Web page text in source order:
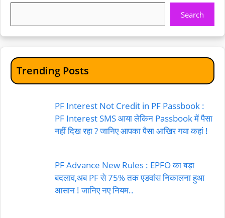
Search
Trending Posts
PF Interest Not Credit in PF Passbook :
PF Interest SMS आया लेकिन Passbook में पैसा
नहीं दिख रहा ? जानिए आपका पैसा आखिर गया कहां !
PF Advance New Rules : EPFO का बड़ा
बदलाव,अब PF से 75% तक एडवांस निकालना हुआ
आसान ! जानिए नए नियम..